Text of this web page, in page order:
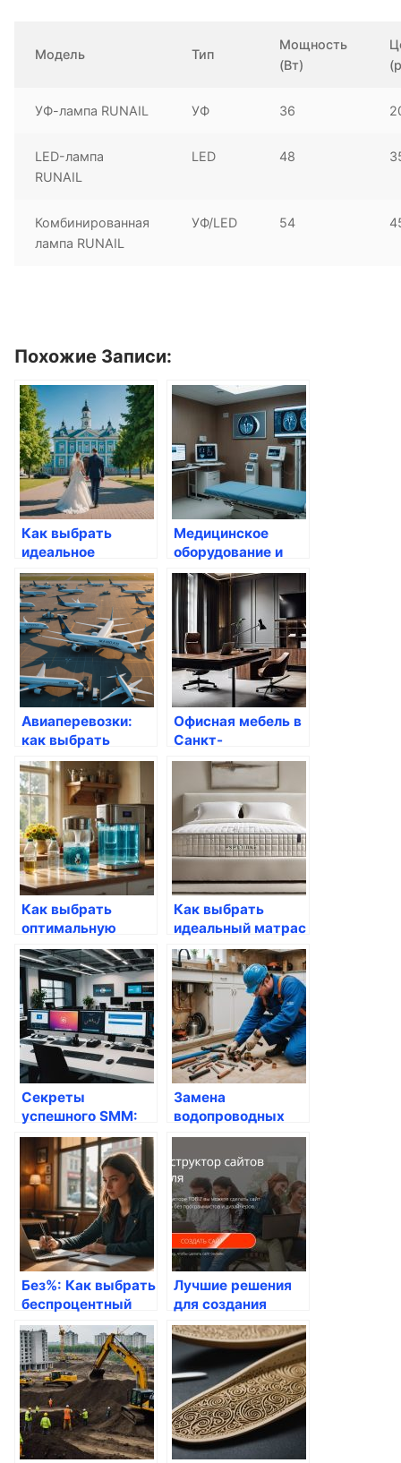
Модель Тип
Мощность
(Вт)
УФ-лампа RUNAIL УФ 36
LED-лампа
RUNAIL
LED 48
Комбинированная
лампа RUNAIL
УФ/LED 54
Похожие Записи:
Как выбрать
идеальное
агентство ЗАГС в
Архангельске:
Обзор и
рекомендации
Медицинское
оборудование и
принадлежности в
Казахстане:
Современные
тенденции и
решения
Авиаперевозки:
как выбрать
оптимальный
маршрут и
избежать ошибок
Офисная мебель в
Санкт-
Петербурге:
идеальное
решение для
вашего офиса!
Как выбрать
оптимальную
доставку питьевой
воды в Подольске:
советы и
рекомендации
Как выбрать
идеальный матрас
для вашего сна
Секреты
успешного SMM:
Почему стоит
выбрать
«likesmm.kz»
Замена
водопроводных
труб: как выбрать
подходящий
способ и избежать
распространенных
ошибок
Без%: Как выбрать
беспроцентный
кредит и не
ошибиться в
выборе
Лучшие решения
для создания
сайтов: Как
выбрать
подходящий
шаблон на Tobiz